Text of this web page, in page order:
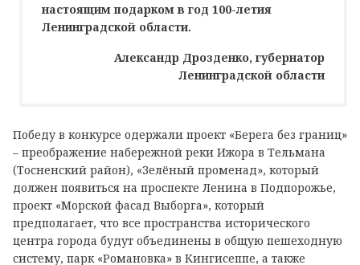
настоящим подарком в год 100-летия
Ленинградской области.
Александр Дрозденко, губернатор
Ленинградской области
Победу в конкурсе одержали проект «Берега без границ»
– преображение набережной реки Ижора в Тельмана
(Тосненский район), «Зелёный променад», который
должен появиться на проспекте Ленина в Подпорожье,
проект «Морской фасад Выборга», который
предполагает, что все пространства исторического
центра города будут объединены в общую пешеходную
систему, парк «Романовка» в Кингисеппе, а также